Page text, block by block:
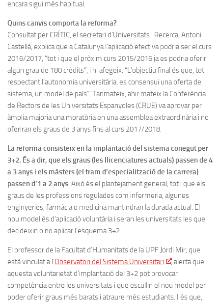
encara sigui més habitual.
Quins canvis comporta la reforma?
Consultat per CRÍTIC, el secretari d’Universitats i Recerca, Antoni
Castellà, explica que a Catalunya l’aplicació efectiva podria ser el curs
2016/2017, “tot i que el pròxim curs 2015/2016 ja es podria oferir
algun grau de 180 crèdits”, i hi afegeix: “L’objectiu final és que, tot
respectant l’autonomia universitària, es consensuï una oferta de
sistema, un model de país”. Tanmateix, ahir mateix la Conferència
de Rectors de les Universitats Espanyoles (CRUE) va aprovar per
àmplia majoria una moratòria en una assemblea extraordinària i no
oferiran els graus de 3 anys fins al curs 2017/2018.
La reforma consisteix en la implantació del sistema conegut per
3+2. És a dir, que els graus (les llicenciatures actuals) passen de 4
a 3 anys i els màsters (el tram d’especialització de la carrera)
passen d’1 a 2 anys . Això és el plantejament general, tot i que els
graus de les professions regulades com infermeria, algunes
enginyeries, farmàcia o medicina mantindran la durada actual. El
nou model és d’aplicació voluntària i seran les universitats les que
decideixin o no aplicar l’esquema 3+2.
El professor de la Facultat d’Humanitats de la UPF Jordi Mir, que
està vinculat a l’Observatori del Sistema Universitari
, alerta que
aquesta voluntarietat d’implantació del 3+2 pot provocar
competència entre les universitats i que escullin el nou model per
poder oferir graus més barats i atraure més estudiants. I és que,